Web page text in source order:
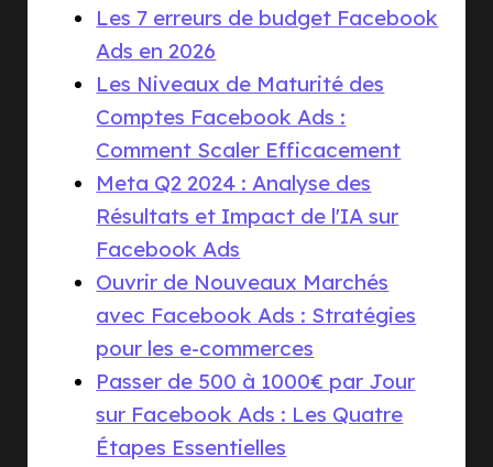
Les 7 erreurs de budget Facebook
Ads en 2026
Les Niveaux de Maturité des
Comptes Facebook Ads :
Comment Scaler Efficacement
Meta Q2 2024 : Analyse des
Résultats et Impact de l'IA sur
Facebook Ads
Ouvrir de Nouveaux Marchés
avec Facebook Ads : Stratégies
pour les e-commerces
Passer de 500 à 1000€ par Jour
sur Facebook Ads : Les Quatre
Étapes Essentielles